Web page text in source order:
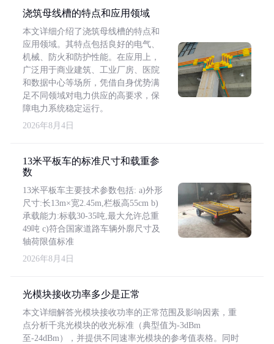
浇筑母线槽的特点和应用领域
本文详细介绍了浇筑母线槽的特点和
应用领域。其特点包括良好的电气、
机械、防火和防护性能。在应用上，
广泛用于商业建筑、工业厂房、医院
和数据中心等场所，凭借自身优势满
足不同领域对电力供应的高要求，保
障电力系统稳定运行。
2026年8月4日
13米平板车的标准尺寸和载重参
数
13米平板车主要技术参数包括: a)外形
尺寸:长13m×宽2.45m,栏板高55cm b)
承载能力:标载30-35吨,最大允许总重
49吨 c)符合国家道路车辆外廓尺寸及
轴荷限值标准
2026年8月4日
光模块接收功率多少是正常
本文详细解答光模块接收功率的正常范围及影响因素，重
点分析千兆光模块的收光标准（典型值为-3dBm
至-24dBm），并提供不同速率光模块的参考值表格。同时